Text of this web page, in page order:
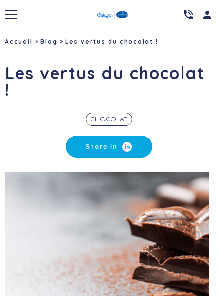
 person
Accueil Blog Les vertus du chocolat !
Les vertus du chocolat
!
CHOCOLAT